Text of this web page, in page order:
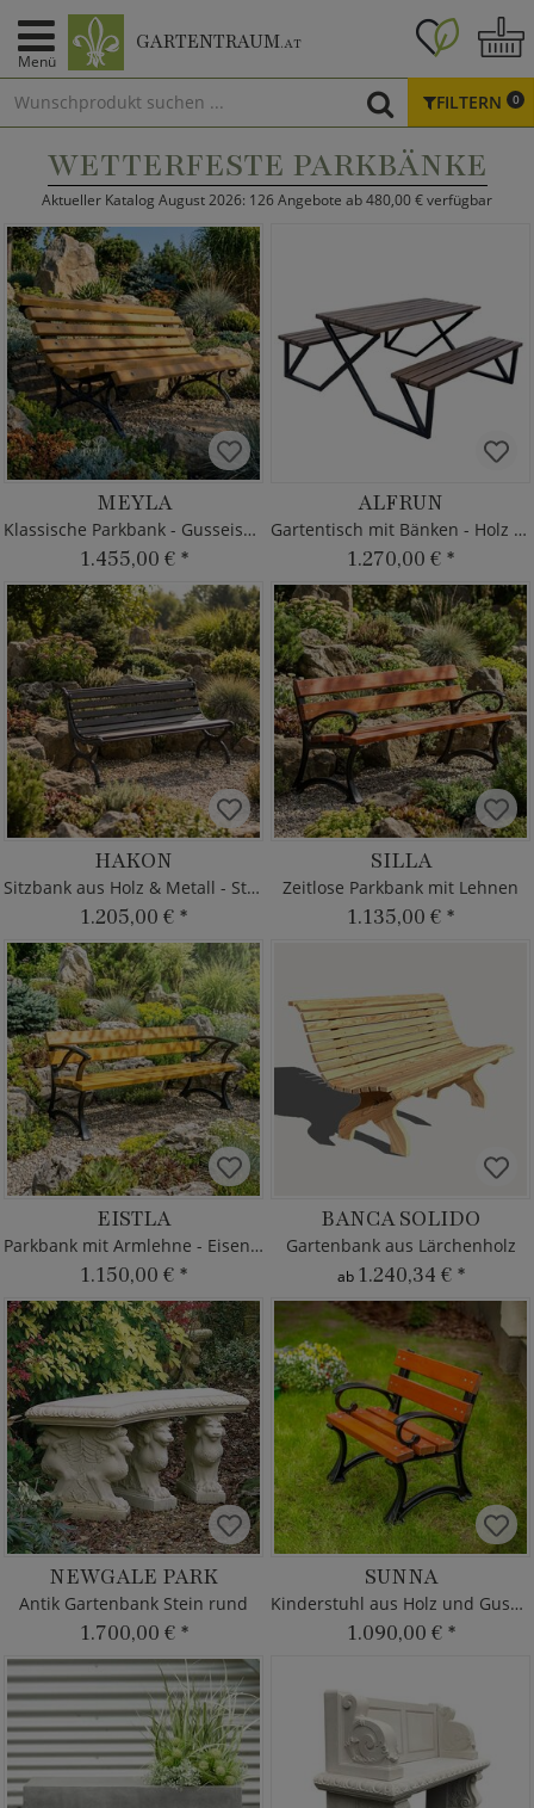
Menü
GARTENTRAUM.AT
FILTERN 0
WETTERFESTE PARKBÄNKE
Aktueller Katalog August 2026: 126 Angebote ab 480,00 € verfügbar
MEYLA
Klassische Parkbank - Gusseisen & Holz
1.455,00 € *
ALFRUN
Gartentisch mit Bänken - Holz & Metall
1.270,00 € *
HAKON
Sitzbank aus Holz & Metall - Stadtdeko
1.205,00 € *
SILLA
Zeitlose Parkbank mit Lehnen
1.135,00 € *
EISTLA
Parkbank mit Armlehne - Eisen & Holz
1.150,00 € *
BANCA SOLIDO
Gartenbank aus Lärchenholz
ab 1.240,34 € *
NEWGALE PARK
Antik Gartenbank Stein rund
1.700,00 € *
SUNNA
Kinderstuhl aus Holz und Gusseisen
1.090,00 € *